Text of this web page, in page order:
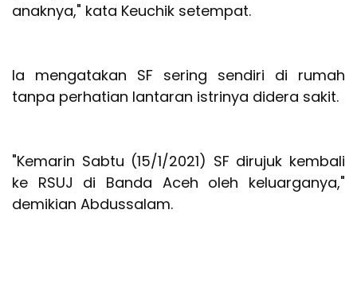
anaknya," kata Keuchik setempat.
Ia mengatakan SF sering sendiri di rumah
tanpa perhatian lantaran istrinya didera sakit.
"Kemarin Sabtu (15/1/2021) SF dirujuk kembali
ke RSUJ di Banda Aceh oleh keluarganya,"
demikian Abdussalam.